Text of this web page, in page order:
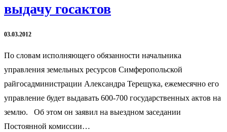
выдачу госактов
03.03.2012
По словам исполняющего обязанности начальника
управления земельных ресурсов Симферопольской
райгосадминистрации Александра Терещука, ежемесячно его
управление будет выдавать 600-700 государственных актов на
землю. Об этом он заявил на выездном заседании
Постоянной комиссии…